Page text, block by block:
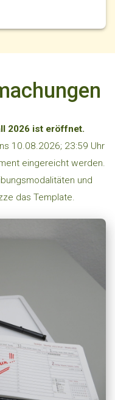
2026 ist eröffnet.
10.08.2026; 23:59 Uhr
eingereicht werden.
und
das Template.